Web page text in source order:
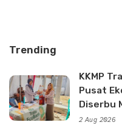
Trending
KKMP
Pusat
Diserbu
2 Aug 2026